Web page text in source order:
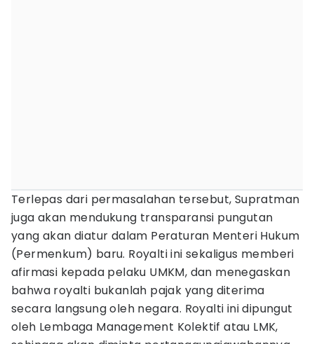
Terlepas dari permasalahan tersebut, Supratman
juga akan mendukung transparansi pungutan
yang akan diatur dalam Peraturan Menteri Hukum
(Permenkum) baru. Royalti ini sekaligus memberi
afirmasi kepada pelaku UMKM, dan menegaskan
bahwa royalti bukanlah pajak yang diterima
secara langsung oleh negara. Royalti ini dipungut
oleh Lembaga Management Kolektif atau LMK,